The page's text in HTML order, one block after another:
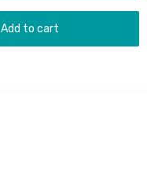
Add to cart